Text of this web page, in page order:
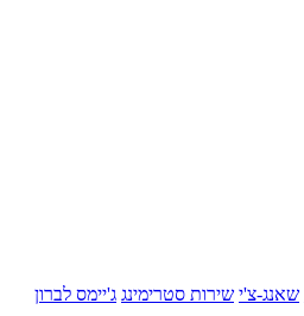
שאנג-צ'י שירות סטרימינג ג'יימס לברון